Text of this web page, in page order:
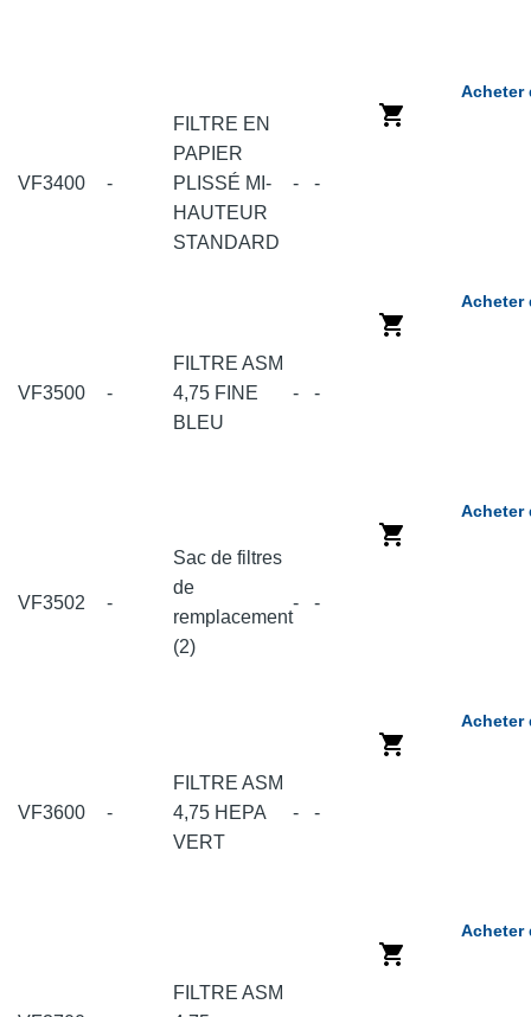
VF3400 -
FILTRE EN
PAPIER
PLISSÉ MI-
HAUTEUR
STANDARD
- -
Acheter
VF3500 -
FILTRE ASM
4,75 FINE
BLEU
- -
Acheter
VF3502 -
Sac de filtres
de
remplacement
(2)
- -
Acheter
VF3600 -
FILTRE ASM
4,75 HEPA
VERT
- -
Acheter
FILTRE ASM
Acheter